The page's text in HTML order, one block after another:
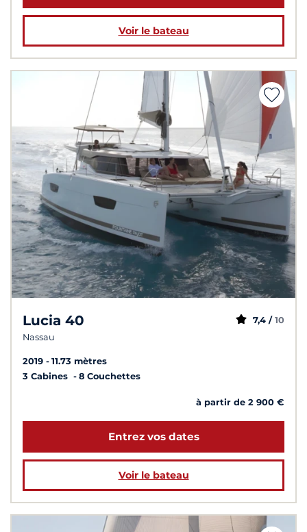
Voir le bateau
Lucia 40
Nassau
7,4 / 10
2019
11.73 mètres
3 Cabines
8 Couchettes
à partir de 2 900 €
Entrez vos dates
Voir le bateau